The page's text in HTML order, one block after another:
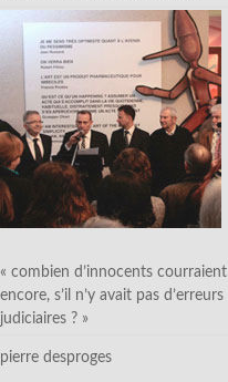
« combien d’innocents courraient
encore, s’il n’y avait pas d’erreurs
judiciaires ? »
pierre desproges